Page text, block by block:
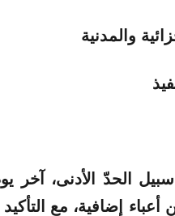
والمدنية
الحدّ الأدنى، آخر
أعباء إضافية، مع